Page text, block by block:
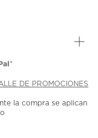
*
DE PROMOCIONES
la compra se aplican